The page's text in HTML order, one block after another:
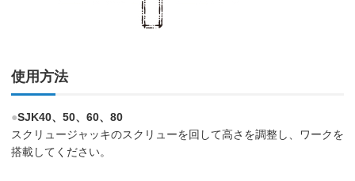
使用方法
●SJK40、50、60、80
スクリュージャッキのスクリューを回して高さを調整し、ワークを
搭載してください。